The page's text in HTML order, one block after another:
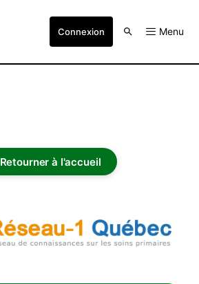
Connexion Menu
Retourner à l'accueil